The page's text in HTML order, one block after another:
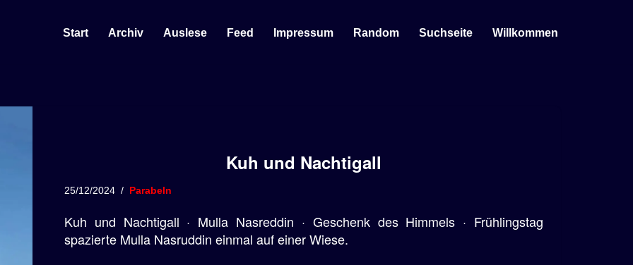
Start Archiv Auslese Feed Impressum Random Suchseite Willkommen
Kuh und Nachtigall
25/12/2024 Parabeln
Kuh und Nachtigall · Mulla Nasreddin · Geschenk des Himmels · Frühlingstag
spazierte Mulla Nasruddin einmal auf einer Wiese.